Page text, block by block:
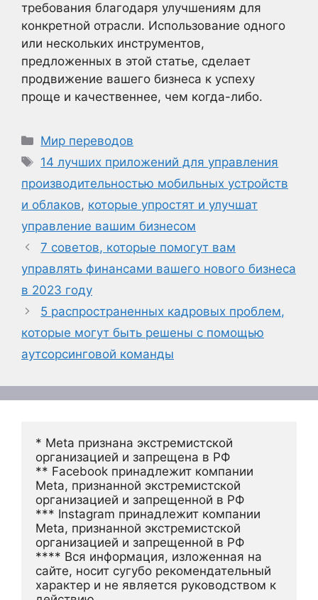
требования благодаря улучшениям для
конкретной отрасли. Использование одного
или нескольких инструментов,
предложенных в этой статье, сделает
продвижение вашего бизнеса к успеху
проще и качественнее, чем когда-либо.
Рубрики
Мир переводов
Метки
14 лучших приложений для управления
производительностью мобильных устройств
и облаков, которые упростят и улучшат
управление вашим бизнесом
7 советов, которые помогут вам
управлять финансами вашего нового бизнеса
в 2023 году
5 распространенных кадровых проблем,
которые могут быть решены с помощью
аутсорсинговой команды
* Meta признана экстремистской
организацией и запрещена в РФ
** Facebook принадлежит компании
Meta, признанной экстремистской
организацией и запрещенной в РФ
*** Instagram принадлежит компании
Meta, признанной экстремистской
организацией и запрещенной в РФ
**** Вся информация, изложенная на
сайте, носит сугубо рекомендательный
характер и не является руководством к